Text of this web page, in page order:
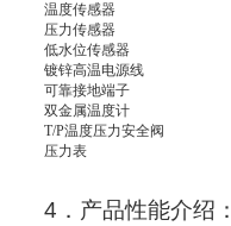
温度传感器
压力传感器
低水位传感器
镀锌高温电源线
可靠接地端子
双金属温度计
T/P温度压力安全阀
压力表
4 ．产品性能介绍